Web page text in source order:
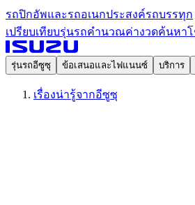
รถปิกอัพและรถอเนกประสงค์รถบรรทุก
เปรียบเทียบรุ่นรถคำนวณค่างวดค้นหาโ
รุ่นรถอีซูซุ ข้อเสนอและไฟแนนซ์ บริการ
เรื่องน่ารู้จากอีซูซุ